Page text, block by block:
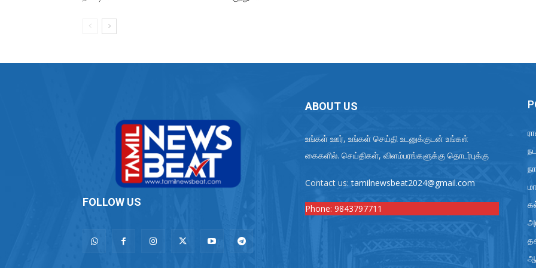
FOLLOW US
ABOUT US
உங்கள் ஊர், உங்கள் செய்தி உடனுக்குடன் உங்கள்
கைகளில். செய்திகள், விளம்பரங்களுக்கு தொடர்புக்கு
Contact us:tamilnewsbeat2024@gmail.com
Phone: 9843797711